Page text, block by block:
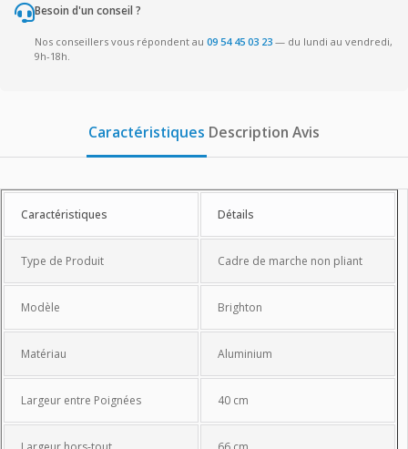
Besoin d'un conseil ?
Nos conseillers vous répondent au 09 54 45 03 23 — du lundi au vendredi,
9h-18h.
Caractéristiques Description Avis
Caractéristiques
Caractéristiques Détails
Type de Produit Cadre de marche non pliant
Modèle Brighton
Matériau Aluminium
Largeur entre Poignées 40 cm